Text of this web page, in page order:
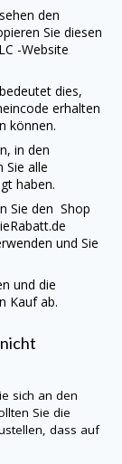
den
Sie diesen
-Website
dies,
erhalten
können.
in den
Sie alle
haben.
Sie den Shop
und Sie
und die
Kauf ab.
sich an den
Sie die
dass auf